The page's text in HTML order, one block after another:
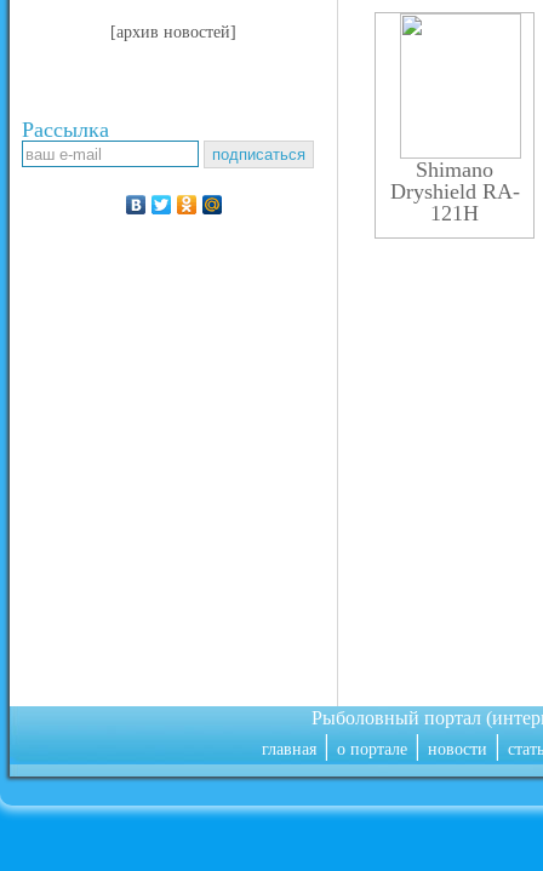
[архив новостей]
Рассылка
Shimano
Dryshield RA-
121H
Рыболовный портал
главная|о портале|новости|